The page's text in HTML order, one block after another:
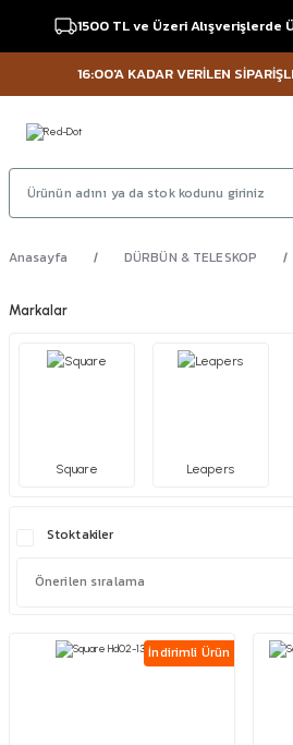
1500 TL ve Üzeri Alışverişlerde
16:00'A KADAR VERİLEN
Anasayfa DÜRBÜN & TELESKOP
Markalar
Square Leapers
Stoktakiler
İndirimli Ürün